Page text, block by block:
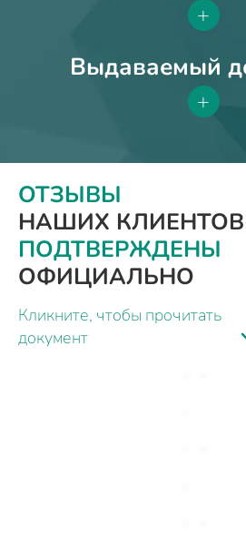
+
Выдаваемый
+
ОТЗЫВЫ
НАШИХ КЛИЕНТОВ
ПОДТВЕРЖДЕНЫ
ОФИЦИАЛЬНО
Кликните, чтобы прочитать
документ